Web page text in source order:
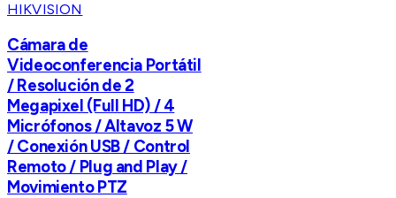
HIKVISION
Cámara de
Videoconferencia Portátil
/ Resolución de 2
Megapixel (Full HD) / 4
Micrófonos / Altavoz 5 W
/ Conexión USB / Control
Remoto / Plug and Play /
Movimiento PTZ